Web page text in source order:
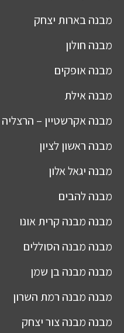
מבנהבארות יצחק
מבנה חולון
מבנהאופקים
מבנהאילת
מבנהאקרשטיין – הרצליה
מבנה ראשון לציון
מבנה יגאל אלון
מבנהלהבים
מבנה מבנה קרית אונו
מבנה מבנה הסוללים
מבנה מבנה בן שמן
מבנה מבנה רמת השרון
מבנה מבנה צור יצחק